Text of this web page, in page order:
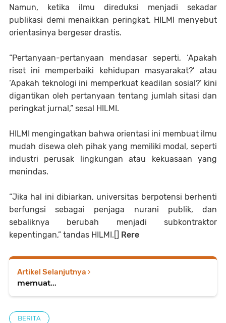
Namun, ketika ilmu direduksi menjadi sekadar
publikasi demi menaikkan peringkat, HILMI menyebut
orientasinya bergeser drastis.
“Pertanyaan-pertanyaan mendasar seperti, ‘Apakah
riset ini memperbaiki kehidupan masyarakat?’ atau
‘Apakah teknologi ini memperkuat keadilan sosial?’ kini
digantikan oleh pertanyaan tentang jumlah sitasi dan
peringkat jurnal,” sesal HILMI.
HILMI mengingatkan bahwa orientasi ini membuat ilmu
mudah disewa oleh pihak yang memiliki modal, seperti
industri perusak lingkungan atau kekuasaan yang
menindas.
“Jika hal ini dibiarkan, universitas berpotensi berhenti
berfungsi sebagai penjaga nurani publik, dan
sebaliknya berubah menjadi subkontraktor
kepentingan,” tandas HILMI.[] Rere
Artikel Selanjutnya
memuat...
BERITA